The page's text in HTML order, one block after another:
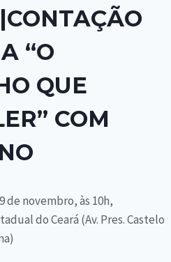
“O
QUE
COM
de novembro, às 10h,
do Ceará (Av. Pres. Castelo